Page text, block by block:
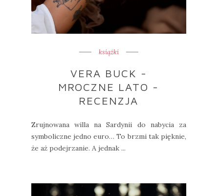
książki
VERA BUCK -
MROCZNE LATO -
RECENZJA
Zrujnowana willa na Sardynii do nabycia za
symboliczne jedno euro… To brzmi tak pięknie,
że aż podejrzanie. A jednak ...